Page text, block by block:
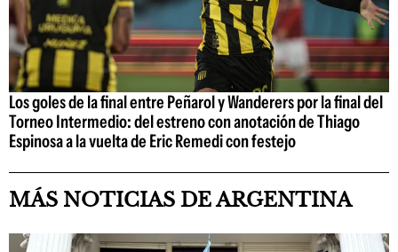
Los goles de la final entre Peñarol y Wanderers por la final del
Torneo Intermedio: del estreno con anotación de Thiago
Espinosa a la vuelta de Eric Remedi con festejo
MÁS NOTICIAS DE ARGENTINA